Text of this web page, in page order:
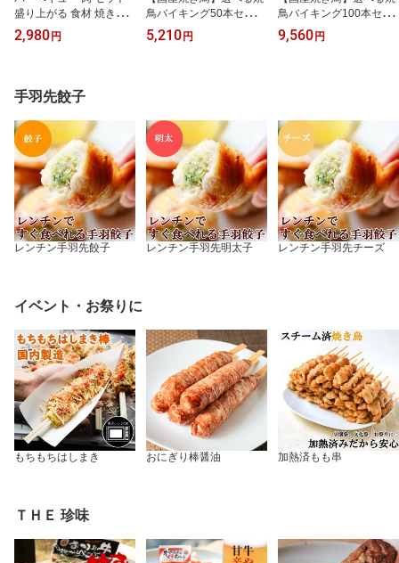
盛り上がる 食材 焼き鳥
冷凍 国産(やきとり/焼鳥/
国産焼鳥/ヤキトリ/焼と
バイキング20本 冷凍食
品 もも串 ぼんじり串 む
ね串 とりかわ串 せせり
串 つくね串
2,980 円
鳥バイキング50本セット
（1本約30g）冷凍 串盛
り合わせ｜もも・むね・
お取り寄せ・業務用にも
送料無料
5,210 円
鳥バイキング100本セッ
ト（1本約30g）冷凍 串
盛り合わせ｜もも・む
9,560 円
手羽先餃子
レンチン手羽先餃子 レンチン手羽先明太子 レンチン手羽先チーズ
イベント・お祭りに
もちもちはしまき おにぎり棒醤油 加熱済もも串
ＴＨＥ 珍味